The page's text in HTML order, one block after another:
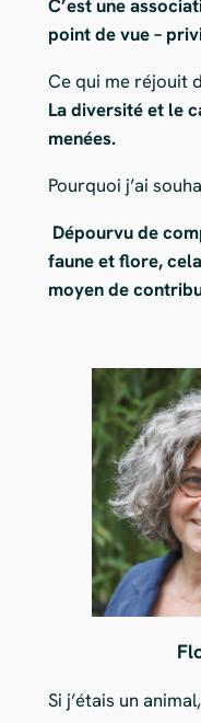
C’est une
point de vue –
Ce qui me réjouit
La diversité et le
menées.
Pourquoi j’ai
Dépourvu de
faune et flore,
moyen de
Si j’étais un animal,